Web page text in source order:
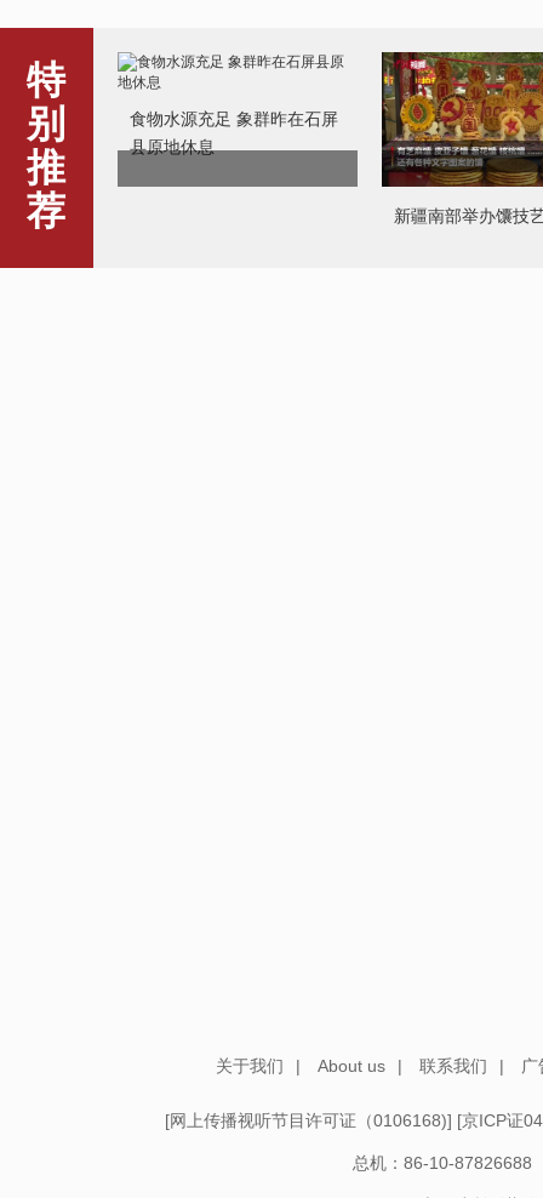
特
别
推
荐
食物水源充足 象群昨在石屏
县原地休息
新疆南部举办馕技
关于我们 | About us | 联系我们 |
[网上传播视听节目许可证（0106168)] [京ICP证
总机：86-10-87826688